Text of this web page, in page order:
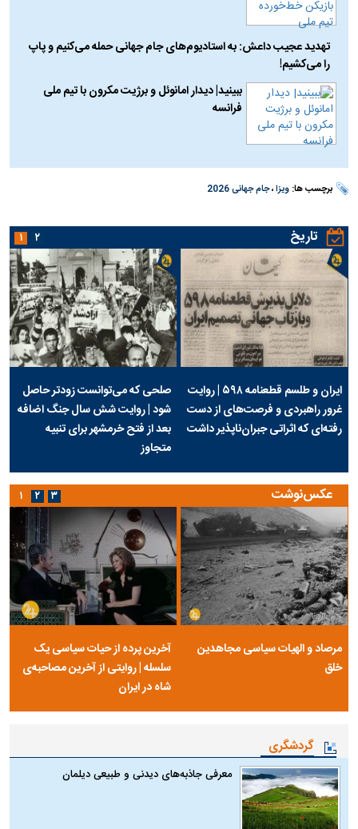
تهدید عجیب داعش: به استادیوم‌های جام جهانی حمله می‌کنیم و پاپ
را می‌کشیم!
ببینید| دیدار امانوئل و برژیت مکرون با تیم ملی
فرانسه
برچسب ها:ویزا،جام جهانی 2026
تاریخ
ایران و طلسم قطعنامه ۵۹۸ | روایت
غرور راهبردی و فرصت‌های از دست
رفته‌ای که اثراتی جبران‌ناپذیر داشت
صلحی که می‌توانست زودتر حاصل
شود | روایت شش سال جنگ اضافه
بعد از فتح خرمشهر برای تنبیه
متجاوز
۱ ۲
عکس‌نوشت
مرصاد و الهیات سیاسی مجاهدین
خلق
آخرین پرده از حیات سیاسی یک
سلسله | روایتی از آخرین مصاحبه‌ی
شاه در ایران
۱ ۲ ۳
گردشگری
معرفی جاذبه‌های دیدنی و طبیعی دیلمان